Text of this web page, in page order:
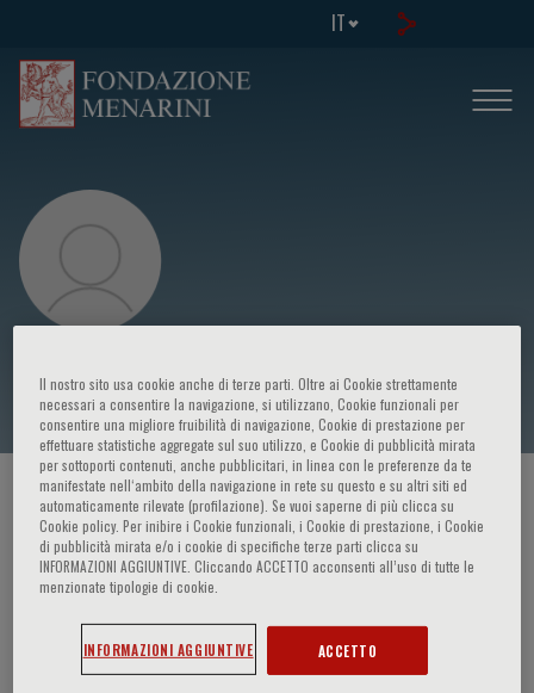
IT
Ka Hei Ho
HOME PAGE / CORSI ED EVENTI / RELATORE
Ka Hei Ho
Il nostro sito usa cookie anche di terze parti. Oltre ai Cookie strettamente
necessari a consentire la navigazione, si utilizzano, Cookie funzionali per
consentire una migliore fruibilità di navigazione, Cookie di prestazione per
effettuare statistiche aggregate sul suo utilizzo, e Cookie di pubblicità mirata
per sottoporti contenuti, anche pubblicitari, in linea con le preferenze da te
manifestate nell‘ambito della navigazione in rete su questo e su altri siti ed
automaticamente rilevate (profilazione). Se vuoi saperne di più clicca su
Cookie policy. Per inibire i Cookie funzionali, i Cookie di prestazione, i Cookie
di pubblicità mirata e/o i cookie di specifiche terze parti clicca su
INFORMAZIONI AGGIUNTIVE. Cliccando ACCETTO acconsenti all’uso di tutte le
menzionate tipologie di cookie.
INFORMAZIONI AGGIUNTIVE ACCETTO